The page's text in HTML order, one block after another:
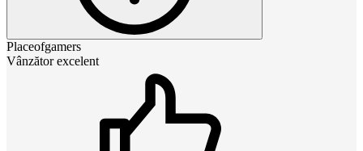
Placeofgamers
Vânzător excelent